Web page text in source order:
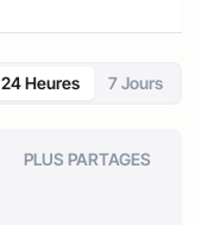
24 Heures 7 Jours
PLUS PARTAGES